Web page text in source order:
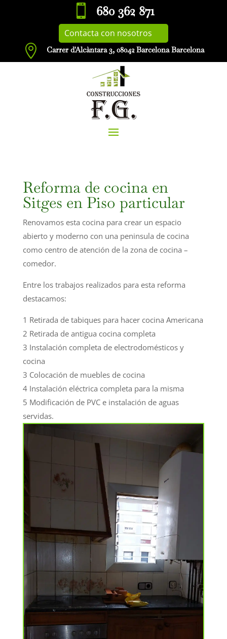
 680 362 871
Contacta con nosotros
 Carrer d'Alcàntara 3, 08042 Barcelona Barcelona
Reforma de cocina en
Sitges en Piso particular
Renovamos esta cocina para crear un espacio
abierto y moderno con una peninsula de cocina
como centro de atención de la zona de cocina –
comedor.
Entre los trabajos realizados para esta reforma
destacamos:
1 Retirada de tabiques para hacer cocina Americana
2 Retirada de antigua cocina completa
3 Instalación completa de electrodomésticos y
cocina
3 Colocación de muebles de cocina
4 Instalación eléctrica completa para la misma
5 Modificación de PVC e instalación de aguas
servidas.